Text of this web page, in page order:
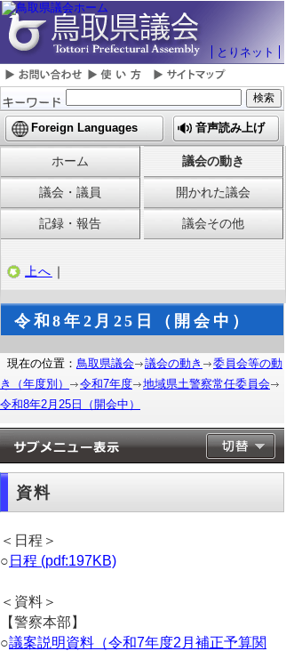
とりネット
Foreign Languages 音声読み上げ
ホーム 議会の動き
議会・議員 開かれた議会
記録・報告 議会その他
上へ ｜
令和8年2月25日（開会中）
現在の位置： 鳥取県議会 議会の動き
委員会等の動
き（年度別）
令和7年度
地域県土警察常任委員会
令和8年2月25日（開会中）
資料
＜日程＞
○ 日程 (pdf:197KB)
＜資料＞
【警察本部】
○議案説明資料（令和7年度2月補正予算関